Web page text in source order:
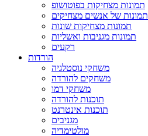
תמונות מצחיקות בפוטושופ
תמונות של אנשים מצחיקים
תמונות מצחיקות שונות
תמונות מגניבות ואשליות
רקעים
הורדות
משחקי נוסטלגיה
משחקים להורדה
משחקי דמו
תוכנות להורדה
תוכנות אינטרנט
מגניבים
מולטימדיה